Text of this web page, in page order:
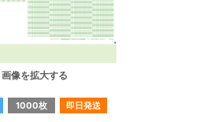
画像を拡大する
1000枚 即日発送